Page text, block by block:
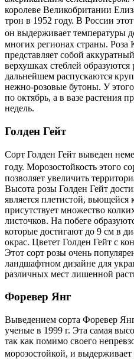
королеве Великобритании
трон в 1952 году. В России
он выдерживает температуры
многих регионах страны. Роза
представляет собой
верхушках стеблей образуются
дальнейшем распускаются
нежно-розовые бутоны. У
по октябрь, а в вазе растения
недель.
Голден Гейт
Сорт Голден Гейт выведен
году. Морозостойкость этого
позволяет увеличить
Высота розы Голден Гейт
является плетистой, вьющейся
присутствует множество
листочков. На побеге
которые достигают до 9 см в
окрас. Цветет Голден Гейт с
Этот сорт розы очень
ландшафтном дизайне для
различных мест лишенной
Форевер Янг
Выведением сорта Форевер
ученые в 1999 г. Эта самая
так как помимо своего
морозостойкой, и